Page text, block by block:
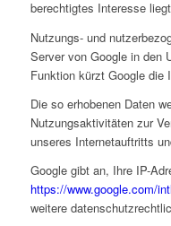
berechtigtes Interesse
Nutzungs- und
Server von Google in den
Funktion kürzt Google die
Die so erhobenen Daten
Nutzungsaktivitäten zur
unseres Internetauftritts
Google gibt an, Ihre IP-
https://www.google.com/
weitere